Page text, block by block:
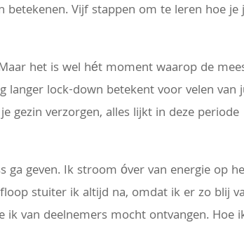
Vijf stappen om te leren hoe je
het is wel hét moment waarop de
lock-down betekent voor velen van
gezin verzorgen, alles lijkt in deze periode
ga geven. Ik stroom óver van energie op
stuiter ik altijd na, omdat ik er zo blij
van deelnemers mocht ontvangen. Hoe